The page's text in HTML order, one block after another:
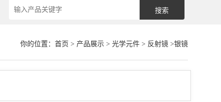
你的位置： 首页 > 产品展示> 光学元件> 反射镜>银镜